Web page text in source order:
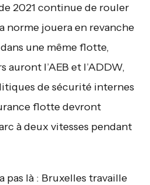
2021 continue de rouler
norme jouera en revanche
une même flotte,
l’AEB et l’ADDW,
de sécurité internes
flotte devront
à deux vitesses pendant
pas là : Bruxelles travaille